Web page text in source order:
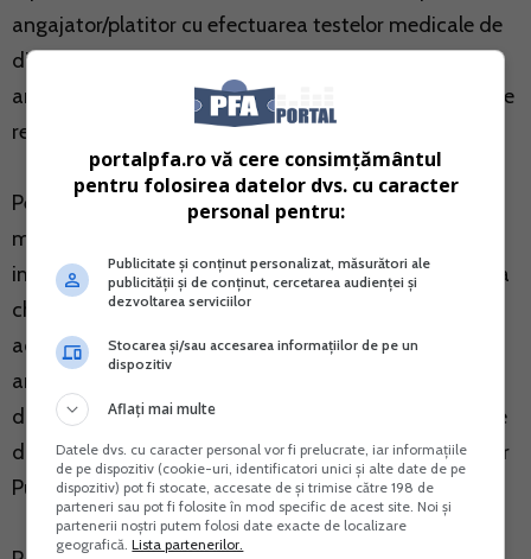
angajator/platitor cu efectuarea testelor medicale de
diagnosticare a infectiei COVID-19, la initiativa
angajatorului/platitorului, pentru persoanele fizice care
realizeaza venituri din salarii si asimilate salariilor.
Pentru platitorii de impozit pe veniturile
microintreprinderilor, in cadrul sistemului de
impozitare actual nu se aplica un regim de deducere a
cheltuielilor de natura salariala, prin urmare in cazul
acestora, contravaloarea cheltuielilor suportate de
angajator pentru efectuarea testelor medicale de
diagnosticare a infectiei COVID-19, nu se poate scade
din baza impozabila, mai anunta Ministerul Finantelor
Publice.
portalpfa.ro vă cere consimțământul
pentru folosirea datelor dvs. cu caracter
personal pentru:
Publicitate și conținut personalizat, măsurători ale
publicității și de conținut, cercetarea audienței și
dezvoltarea serviciilor
Stocarea și/sau accesarea informațiilor de pe un
dispozitiv
Aflați mai multe
Datele dvs. cu caracter personal vor fi prelucrate, iar informațiile
de pe dispozitiv (cookie-uri, identificatori unici și alte date de pe
dispozitiv) pot fi stocate, accesate de și trimise către 198 de
parteneri sau pot fi folosite în mod specific de acest site. Noi și
partenerii noștri putem folosi date exacte de localizare
geografică.Lista partenerilor.